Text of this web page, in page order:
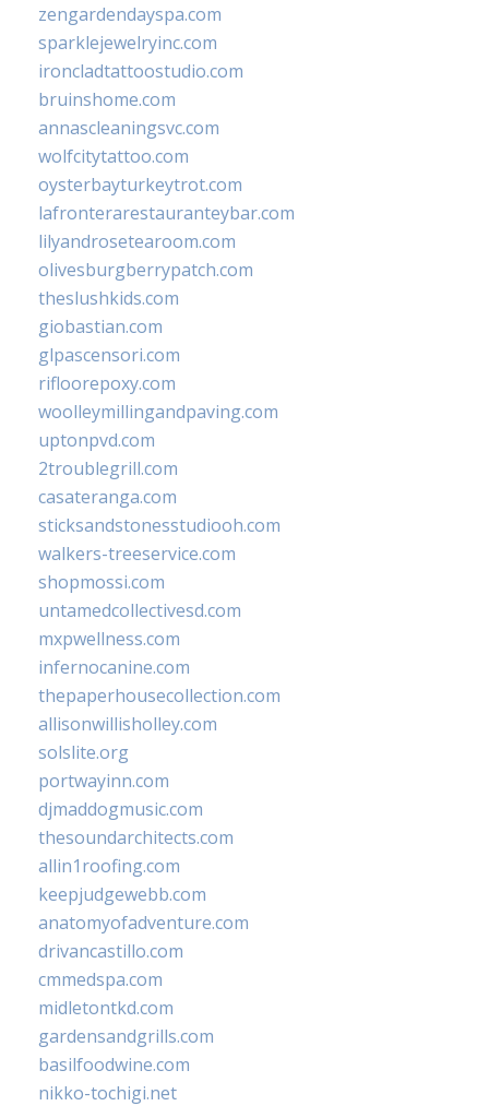
zengardendayspa.com
sparklejewelryinc.com
ironcladtattoostudio.com
bruinshome.com
annascleaningsvc.com
wolfcitytattoo.com
oysterbayturkeytrot.com
lafronterarestauranteybar.com
lilyandrosetearoom.com
olivesburgberrypatch.com
theslushkids.com
giobastian.com
glpascensori.com
rifloorepoxy.com
woolleymillingandpaving.com
uptonpvd.com
2troublegrill.com
casateranga.com
sticksandstonesstudiooh.com
walkers-treeservice.com
shopmossi.com
untamedcollectivesd.com
mxpwellness.com
infernocanine.com
thepaperhousecollection.com
allisonwillisholley.com
solslite.org
portwayinn.com
djmaddogmusic.com
thesoundarchitects.com
allin1roofing.com
keepjudgewebb.com
anatomyofadventure.com
drivancastillo.com
cmmedspa.com
midletontkd.com
gardensandgrills.com
basilfoodwine.com
nikko-tochigi.net